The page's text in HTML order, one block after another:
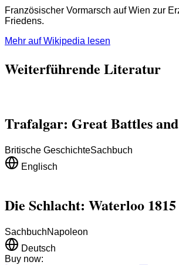
Französischer Vormarsch auf Wien zur
Friedens.
Mehr auf Wikipedia lesen
Weiterführende Literatur
Trafalgar: Great Battles and
Britische GeschichteSachbuch
Englisch
Die Schlacht: Waterloo 1815
SachbuchNapoleon
Deutsch
Buy now: